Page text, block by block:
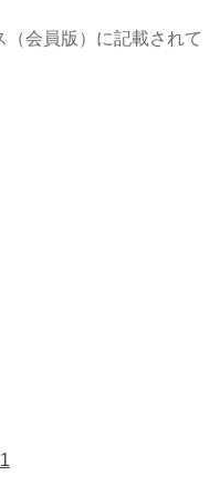
会員版）に記載されて